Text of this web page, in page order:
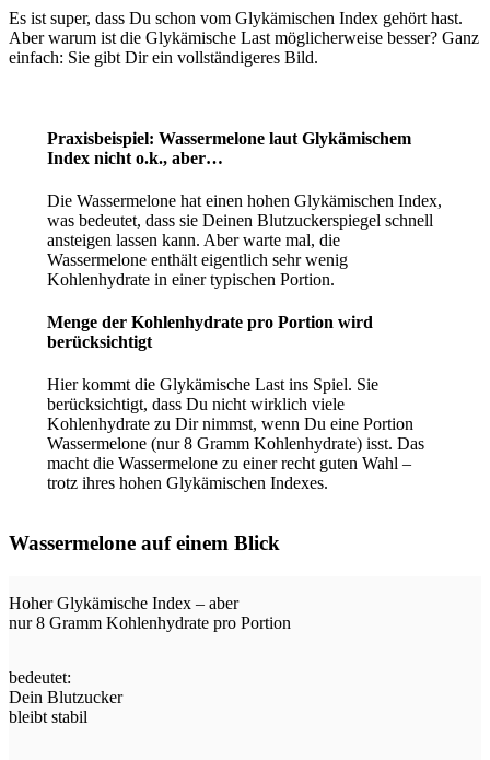
Es ist super, dass Du schon vom Glykämischen Index gehört hast.
Aber warum ist die Glykämische Last möglicherweise besser? Ganz
einfach: Sie gibt Dir ein vollständigeres Bild.
Praxisbeispiel: Wassermelone laut Glykämischem
Index nicht o.k., aber…
Die Wassermelone hat einen hohen Glykämischen Index,
was bedeutet, dass sie Deinen Blutzuckerspiegel schnell
ansteigen lassen kann. Aber warte mal, die
Wassermelone enthält eigentlich sehr wenig
Kohlenhydrate in einer typischen Portion.
Menge der Kohlenhydrate pro Portion wird
berücksichtigt
Hier kommt die Glykämische Last ins Spiel. Sie
berücksichtigt, dass Du nicht wirklich viele
Kohlenhydrate zu Dir nimmst, wenn Du eine Portion
Wassermelone (nur 8 Gramm Kohlenhydrate) isst. Das
macht die Wassermelone zu einer recht guten Wahl –
trotz ihres hohen Glykämischen Indexes.
Wassermelone auf einem Blick
Hoher Glykämische Index – aber
nur 8 Gramm Kohlenhydrate pro Portion
bedeutet:
Dein Blutzucker
bleibt stabil